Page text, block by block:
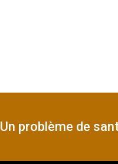
Un problème de